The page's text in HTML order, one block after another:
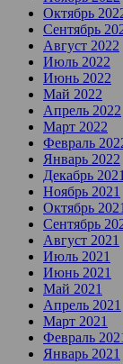
Октябрь
Сентябрь
Август 2022
Июль 2022
Июнь 2022
Май 2022
Апрель 2022
Март 2022
Февраль
Январь 2022
Декабрь 2021
Ноябрь 2021
Октябрь 2021
Сентябрь
Август 2021
Июль 2021
Июнь 2021
Май 2021
Апрель 2021
Март 2021
Февраль
Январь 2021